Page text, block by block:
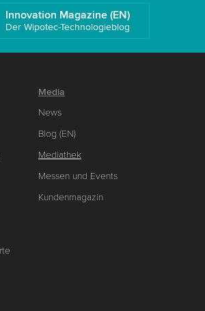
Innovation Magazine (EN)
Der Wipotec-Technologieblog
Media
News
Blog (EN)
Mediathek
Messen und Events
Kundenmagazin